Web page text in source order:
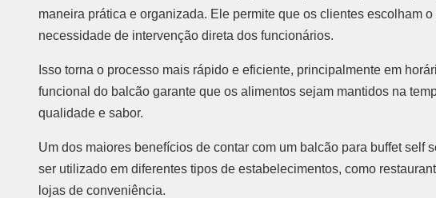
maneira prática e organizada. Ele permite que os clientes escolham
necessidade de intervenção direta dos funcionários.
Isso torna o processo mais rápido e eficiente, principalmente em
funcional do balcão garante que os alimentos sejam mantidos na
qualidade e sabor.
Um dos maiores benefícios de contar com um balcão para buffet self
ser utilizado em diferentes tipos de estabelecimentos, como
lojas de conveniência.